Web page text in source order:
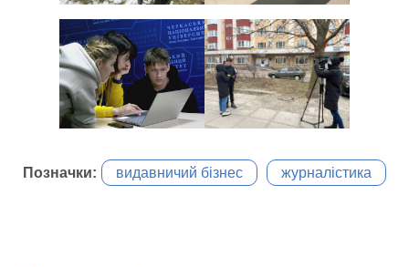
Позначки: видавничий бізнес журналістика